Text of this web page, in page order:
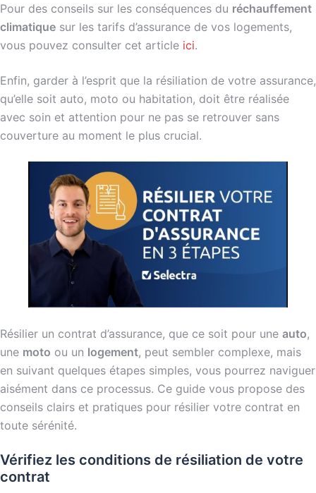
Pour des conseils sur les conséquences du réchauffement
climatique sur les tarifs d’assurance de vos logements,
vous pouvez consulter cet article ici.
Enfin, garder à l’esprit que la résiliation de votre assurance,
qu’elle soit auto, moto ou habitation, doit être réalisée
avec soin et attention pour ne pas se retrouver sans
couverture au moment le plus crucial.
Résilier un contrat d’assurance, que ce soit pour une auto,
une moto ou un logement, peut sembler complexe, mais
en suivant quelques étapes simples, vous pourrez naviguer
aisément dans ce processus. Ce guide vous propose des
conseils clairs et pratiques pour résilier votre contrat en
toute sérénité.
Vérifiez les conditions de résiliation de votre
contrat